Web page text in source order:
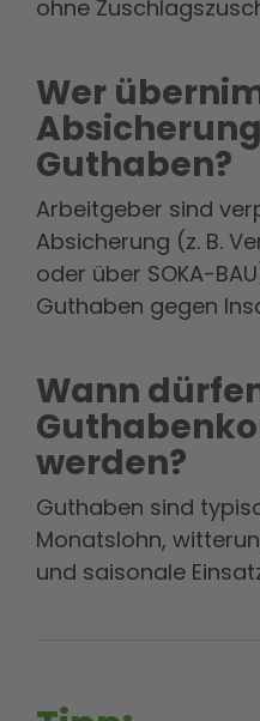
ohne
Wer
Guthaben?
Arbeitgeber sind
Absicherung (z. B.
oder über SOKA-
Guthaben gegen
Wann
werden?
Guthaben sind
Monatslohn,
und saisonale